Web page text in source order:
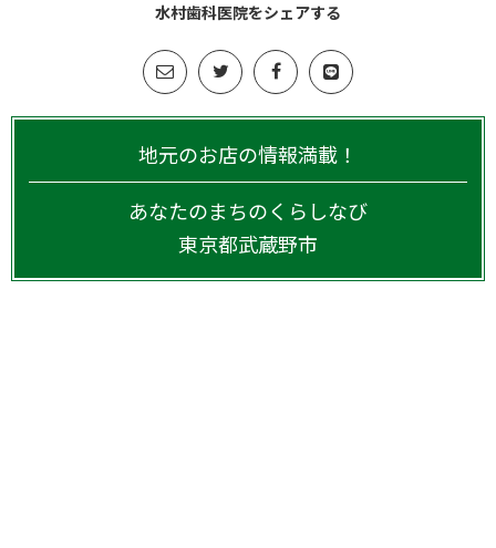
水村歯科医院をシェアする
地元のお店の情報満載！
あなたのまちのくらしなび
東京都武蔵野市